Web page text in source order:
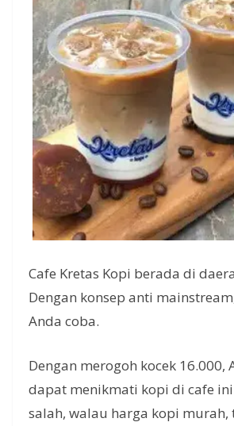
Cafe Kretas Kopi berada di
Dengan konsep anti
Anda coba.
Dengan merogoh kocek 16.000,
dapat menikmati kopi di cafe
salah, walau harga kopi murah,